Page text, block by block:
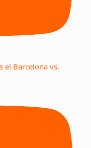
el Barcelona vs.